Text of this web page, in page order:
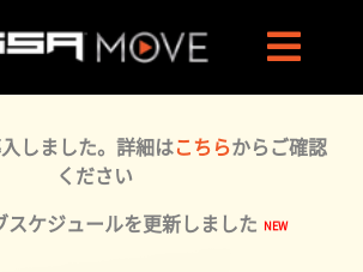
しました。詳細はこちらからご確認
ください
スケジュールを更新しました